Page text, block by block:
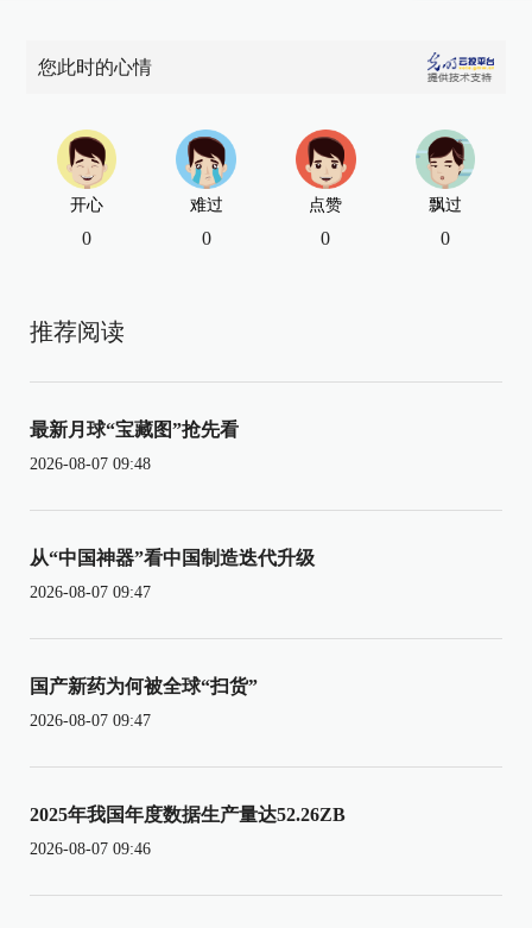
您此时的心情
开心
0
难过
0
点赞
0
飘过
0
推荐阅读
最新月球“宝藏图”抢先看
2026-08-07 09:48
从“中国神器”看中国制造迭代升级
2026-08-07 09:47
国产新药为何被全球“扫货”
2026-08-07 09:47
2025年我国年度数据生产量达52.26ZB
2026-08-07 09:46